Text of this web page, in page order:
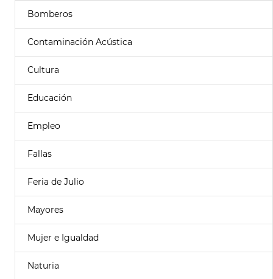
Bomberos
Contaminación Acústica
Cultura
Educación
Empleo
Fallas
Feria de Julio
Mayores
Mujer e Igualdad
Naturia